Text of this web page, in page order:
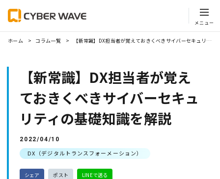
ホーム コラム一覧 【新常識】DX担当者が覚えておきくべきサイバーセキュリティの基礎知識を解説
【新常識】DX担当者が覚え
ておきくべきサイバーセキュ
リティの基礎知識を解説
2022/04/10
DX（デジタルトランスフォーメーション）
シェア ポスト LINEで送る